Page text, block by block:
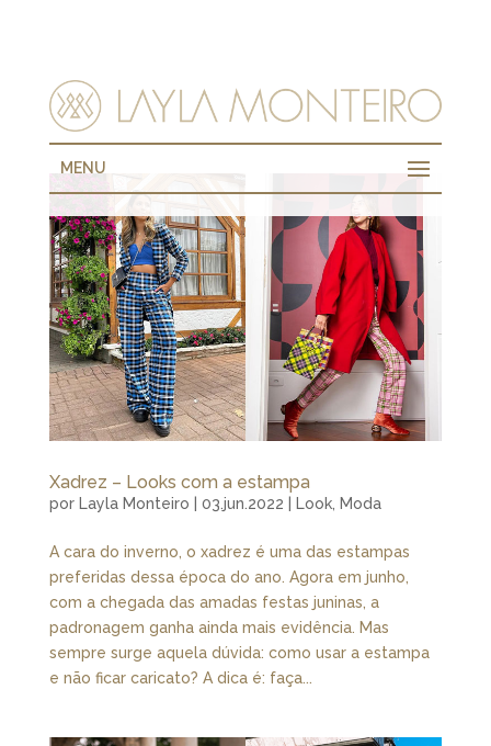
MENU
Xadrez – Looks com a estampa
por Layla Monteiro 03.jun.2022 Look, Moda
A cara do inverno, o xadrez é uma das estampas
preferidas dessa época do ano. Agora em junho,
com a chegada das amadas festas juninas, a
padronagem ganha ainda mais evidência. Mas
sempre surge aquela dúvida: como usar a estampa
e não ficar caricato? A dica é: faça...